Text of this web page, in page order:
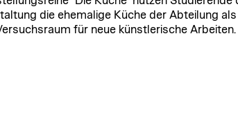
die ehemalige Küche der Abteilung als
für neue künstlerische Arbeiten.